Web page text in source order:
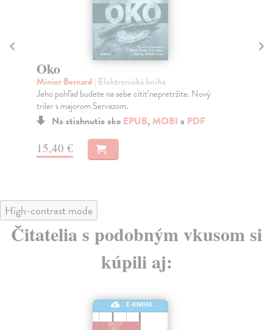
Oko
Minier Bernard | Elektronická kniha
Jeho pohľad budete na sebe cítiť nepretržite. Nový
triler s majorom Servazom.
Na stiahnutie ako EPUB,MOBI a PDF
15,40 €
High-contrast mode
Čitatelia s podobným vkusom si
kúpili aj:
E-KNIHA